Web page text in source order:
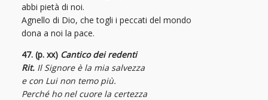
abbi pietà di noi.
Agnello di Dio, che togli i peccati del mondo
dona a noi la pace.
47. (p. xx) Cantico dei redenti
Rit. Il Signore è la mia salvezza
e con Lui non temo più.
Perché ho nel cuore la certezza